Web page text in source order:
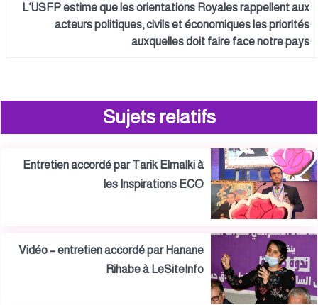
L’USFP estime que les orientations Royales rappellent aux
acteurs politiques, civils et économiques les priorités
auxquelles doit faire face notre pays
Sujets relatifs
Entretien accordé par Tarik Elmalki à
les Inspirations ECO
Vidéo – entretien accordé par Hanane
Rihabe à LeSiteInfo